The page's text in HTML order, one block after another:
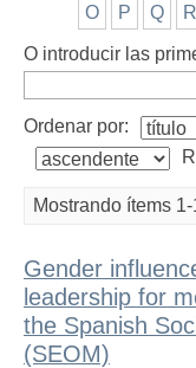
O P Q R
O introducir las
Ordenar por:
Mostrando ítems
Gender
leadership for
the Spanish
(SEOM)